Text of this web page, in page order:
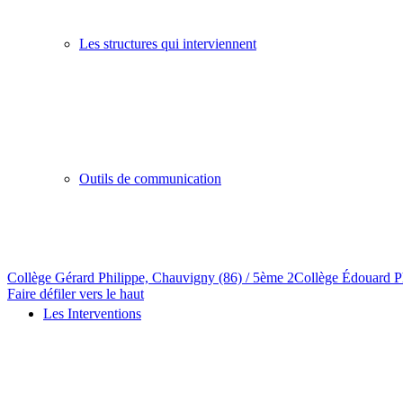
Les structures qui interviennent
Outils de communication
Les Interventions
Collège Gérard Philippe, Chauvigny (86) / 5ème 2Collège Édouard
Faire défiler vers le haut